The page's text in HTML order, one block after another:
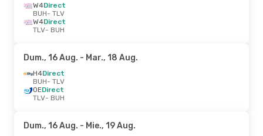
W4Direct
BUH- TLV
W4Direct
TLV- BUH
Dum., 16 Aug. - Mar., 18 Aug.
H4Direct
BUH- TLV
OEDirect
TLV- BUH
Dum., 16 Aug. - Mie., 19 Aug.